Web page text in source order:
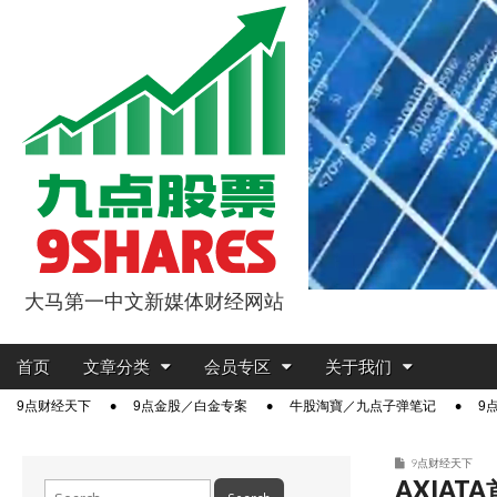
9点股票
大马第一中文新媒体财经网站
Main
Skip
content
首页 文章分类 会员专区 关于我们
Sub9点财经天下 9点金股／白金专案 牛股淘寶／九点子弹笔记 9
9点财经天下
AXIATA